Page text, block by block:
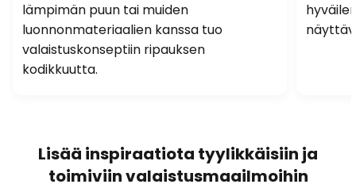
lämpimän puun tai muiden
luonnonmateriaalien kanssa tuo
valaistuskonseptiin ripauksen
kodikkuutta.
Lisää inspiraatiota tyylikkäisiin ja
toimiviin valaistusmaailmoihin